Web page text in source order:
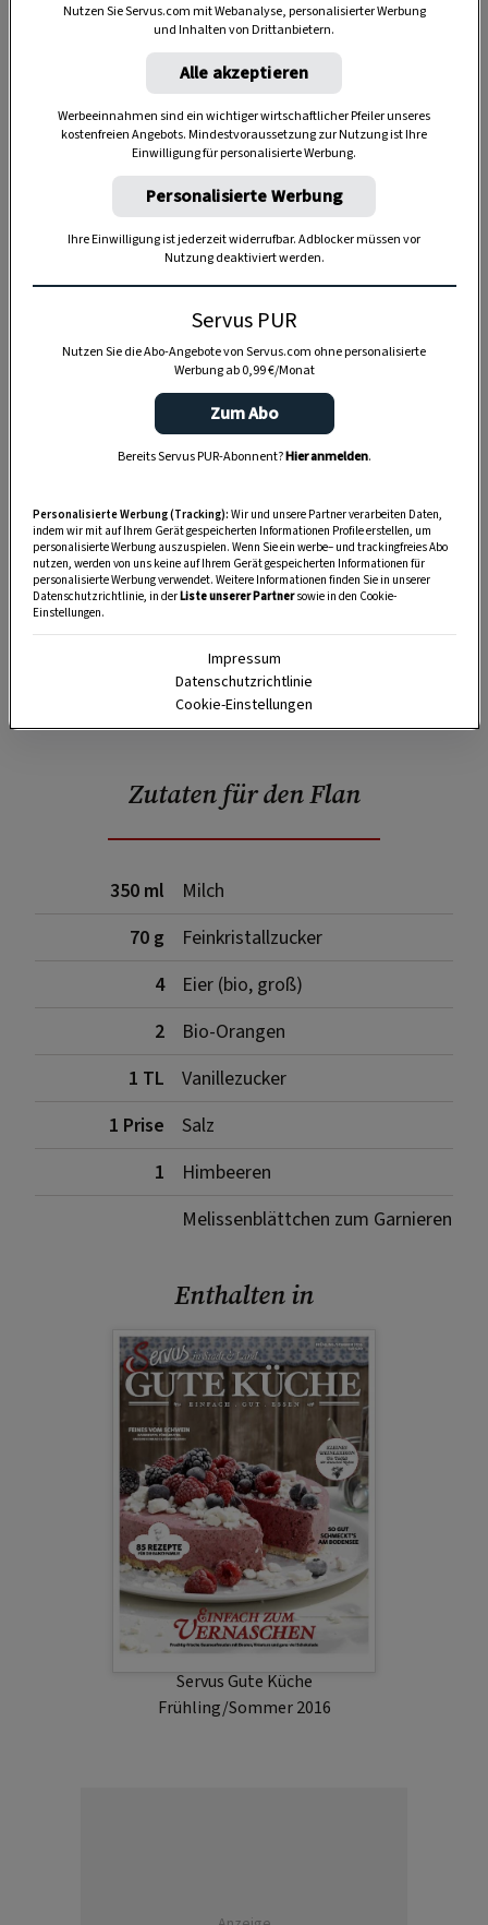
Anzeige
SPEICHERN DRUCKEN
Zutaten für das Karamell
abgeriebene Schale einer halben
Orange
Zutaten für den Flan
350 ml
Milch
70 g
Feinkristallzucker
4
Eier (bio, groß)
2
Bio-Orangen
1 TL
Vanillezucker
1 Prise
Salz
1
Himbeeren
Melissenblättchen zum Garnieren
Enthalten in
Servus Gute Küche
Frühling/Sommer 2016
Nutzen Sie Servus.com mit Webanalyse, personalisierter Werbung
und Inhalten von Drittanbietern.
Alle akzeptieren
Werbeeinnahmen sind ein wichtiger wirtschaftlicher Pfeiler unseres
kostenfreien Angebots. Mindestvoraussetzung zur Nutzung ist Ihre
Einwilligung für personalisierte Werbung.
Personalisierte Werbung
Ihre Einwilligung ist jederzeit widerrufbar. Adblocker müssen vor
Nutzung deaktiviert werden.
Servus PUR
Nutzen Sie die Abo-Angebote von Servus.com ohne personalisierte
Werbung ab 0,99 €/Monat
Zum Abo
Bereits Servus PUR-Abonnent?Hier anmelden.
Personalisierte Werbung (Tracking): Wir und unsere Partner verarbeiten Daten,
indem wir mit auf Ihrem Gerät gespeicherten Informationen Profile erstellen, um
personalisierte Werbung auszuspielen. Wenn Sie ein werbe– und trackingfreies Abo
nutzen, werden von uns keine auf Ihrem Gerät gespeicherten Informationen für
personalisierte Werbung verwendet. Weitere Informationen finden Sie in unserer
Datenschutzrichtlinie, in derListe unserer Partnersowie in den Cookie-
Einstellungen.
Impressum
Datenschutzrichtlinie
Cookie-Einstellungen